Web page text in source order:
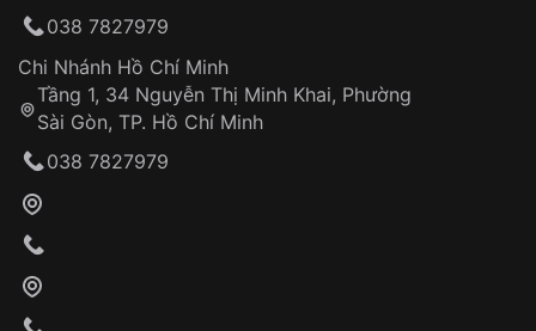
Khách hàng kiểm tra và thanh toán trực tiếp
Đảm bảo quyền lợi khách hàng
Đồng hành cùng khách hàng trong suốt quá
trình sử dụng
038 7827979
Chi Nhánh Hồ Chí Minh
Tầng 1, 34 Nguyễn Thị Minh Khai, Phường
Sài Gòn, TP. Hồ Chí Minh
038 7827979